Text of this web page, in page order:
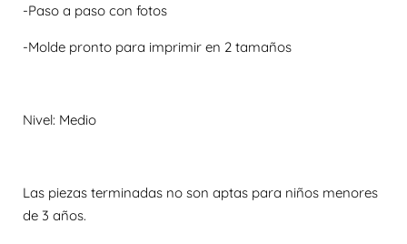
-Paso a paso con fotos
-Molde pronto para imprimir en 2 tamaños
Nivel: Medio
Las piezas terminadas no son aptas para niños menores
de 3 años.